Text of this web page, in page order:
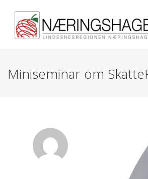
Miniseminar om